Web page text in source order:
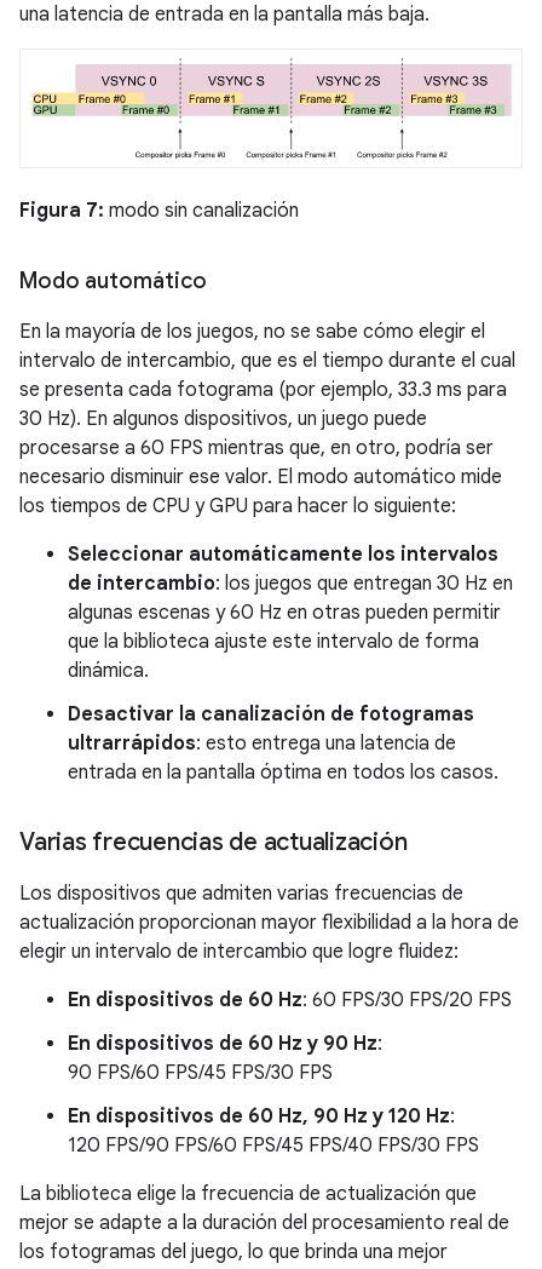
una latencia de entrada en la pantalla más baja.
Figura 7: modo sin canalización
Modo automático
En la mayoría de los juegos, no se sabe cómo elegir el
intervalo de intercambio, que es el tiempo durante el cual
se presenta cada fotograma (por ejemplo, 33.3 ms para
30 Hz). En algunos dispositivos, un juego puede
procesarse a 60 FPS mientras que, en otro, podría ser
necesario disminuir ese valor. El modo automático mide
los tiempos de CPU y GPU para hacer lo siguiente:
Seleccionar automáticamente los intervalos
de intercambio: los juegos que entregan 30 Hz en
algunas escenas y 60 Hz en otras pueden permitir
que la biblioteca ajuste este intervalo de forma
dinámica.
Desactivar la canalización de fotogramas
ultrarrápidos: esto entrega una latencia de
entrada en la pantalla óptima en todos los casos.
Varias frecuencias de actualización
Los dispositivos que admiten varias frecuencias de
actualización proporcionan mayor flexibilidad a la hora de
elegir un intervalo de intercambio que logre fluidez:
En dispositivos de 60 Hz: 60 FPS/30 FPS/20 FPS
En dispositivos de 60 Hz y 90 Hz:
90 FPS/60 FPS/45 FPS/30 FPS
En dispositivos de 60 Hz, 90 Hz y 120 Hz:
120 FPS/90 FPS/60 FPS/45 FPS/40 FPS/30 FPS
La biblioteca elige la frecuencia de actualización que
mejor se adapte a la duración del procesamiento real de
los fotogramas del juego, lo que brinda una mejor